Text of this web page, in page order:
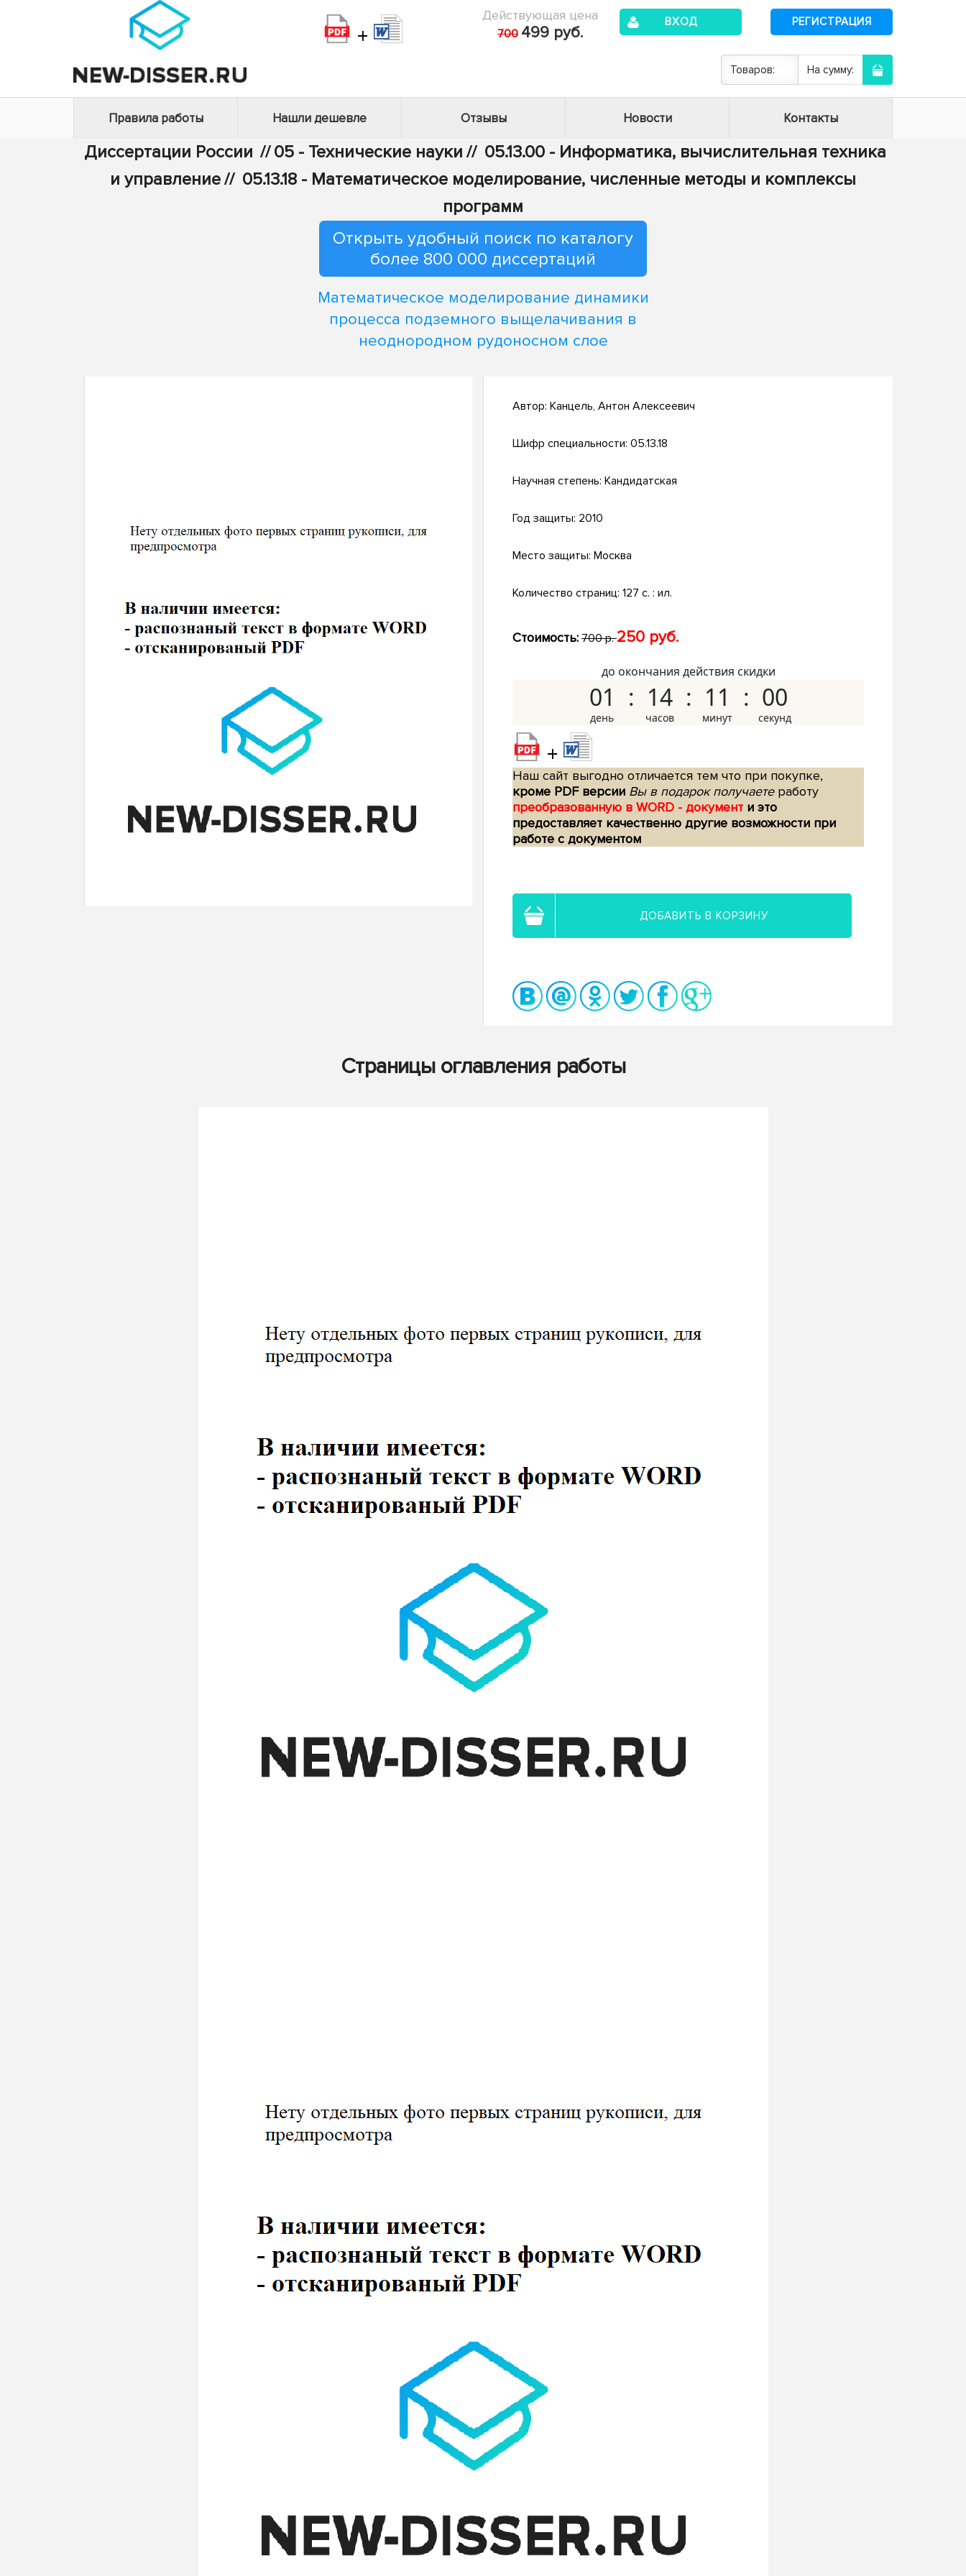
+
Действующая цена
700 499 руб.
ВХОД РЕГИСТРАЦИЯ
Товаров: На сумму:
Правила работы Нашли дешевле Отзывы Новости Контакты
Диссертации России // 05 - Технические науки // 05.13.00 - Информатика, вычислительная техника
и управление// 05.13.18 - Математическое моделирование, численные методы и комплексы
программ
Открыть удобный поиск по каталогу
более 800 000 диссертаций
Математическое моделирование динамики
процесса подземного выщелачивания в
неоднородном рудоносном слое
Автор: Канцель, Антон Алексеевич
Шифр специальности: 05.13.18
Научная степень: Кандидатская
Год защиты: 2010
Место защиты: Москва
Количество страниц: 127 с. : ил.
Стоимость: 700 р.250 руб.
до окончания действия скидки
01 14 10 59
+
Наш сайт выгодно отличается тем что при покупке,
кроме PDF версии Вы в подарок получаетеработу
преобразованную в WORD - документ и это
предоставляет качественно другие возможности при
работе с документом
ДОБАВИТЬ В КОРЗИНУ
Страницы оглавления работы